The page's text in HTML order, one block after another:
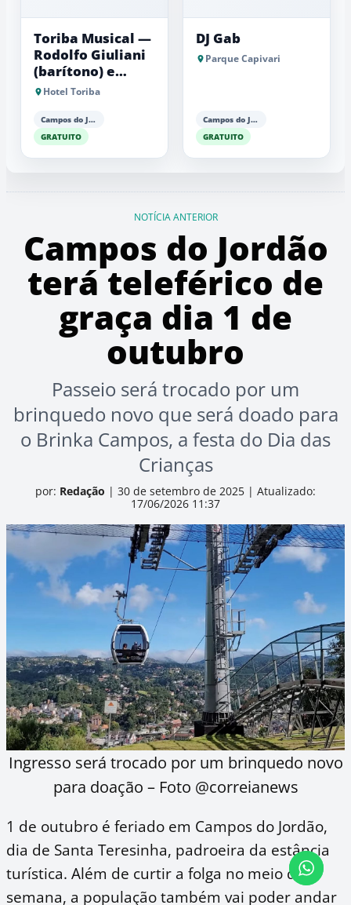
Toriba Musical —
Rodolfo Giuliani
(barítono) e
Antonio Luiz
Hotel Toriba
Campos do Jordão
GRATUITO
DJ Gab
Parque Capivari
Campos do Jordão
GRATUITO
NOTÍCIA ANTERIOR
Campos do Jordão
terá teleférico de
graça dia 1 de
outubro
Passeio será trocado por um
brinquedo novo que será doado para
o Brinka Campos, a festa do Dia das
Crianças
por: Redação | 30 de setembro de 2025 | Atualizado:
17/06/2026 11:37
Ingresso será trocado por um brinquedo novo
para doação – Foto @correianews
1 de outubro é feriado em Campos do Jordão,
dia de Santa Teresinha, padroeira da estância
turística. Além de curtir a folga no meio da
semana, a população também vai poder andar